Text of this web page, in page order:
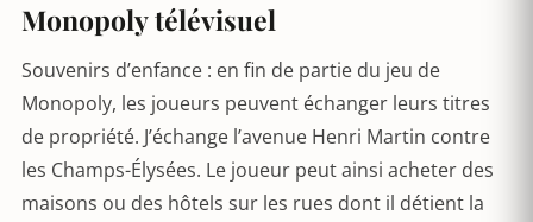
Monopoly télévisuel
Souvenirs d’enfance : en fin de partie du jeu de
Monopoly, les joueurs peuvent échanger leurs titres
de propriété. J’échange l’avenue Henri Martin contre
les Champs-Élysées. Le joueur peut ainsi acheter des
maisons ou des hôtels sur les rues dont il détient la